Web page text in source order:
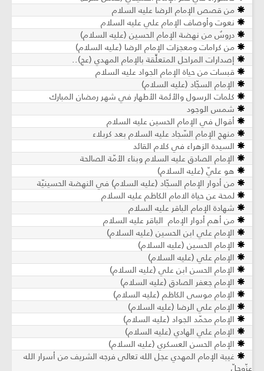
من قصص الإمام الرضا عليه السلام
نعوت وأوصاف الإمام علي عليه السلام
دروسٌ من نهضة الإمام الحسين (عليه السلام)
من كرامات ومعجزات الإمام الرضا (عليه السلام)
إصدارات المراحل المتعلِّقة بالإمام المهدي (عج)..
قبسات من حياة الإمام الجواد عليه السلام
الإمام السجّاد (عليه السلام)
كلمات الرسول والأئمة الأطهار في شهر رمضان المبارك
شمس الوجود
أقوال في الإمام الحسين عليه السلام
منهج الإمام السّجاد عليه السلام بعد كربلاء
السيدة الزهراء في كلام القائد
الإمام الصادق عليه السلام وبناء الأمّة الصالحة
هو عليّ (عليه السلام)
من أدوار الإمام السجّاد (عليه السلام) في النهضة الحسينيّة
لمحة عن حياة الامام الكاظم عليه السلام
شهادة الإمام الباقر عليه السلام
من أهم أدوار الإمام الباقر عليه السلام
الإمام علي ابن الحسين (عليه السلام)
الإمام الحسين (عليه السلام)
الإمام علي (عليه السلام)
الإمام الحسن ابن علي (عليه السلام)
الإمام جعفر الصادق (عليه السلام)
الإمام موسى الكاظم (عليه السلام)
الإمام علي الرضا (عليه السلام)
الإمام محمّد الجواد (عليه السلام)
الإمام علي الهادي (عليه السلام)
الإمام الحسن العسكري (عليه السلام)
غيبة الإمام المهدي عجل الله تعالى فرجه الشريف من أسرار الله
عزّوجلّ